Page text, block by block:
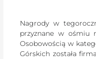
Nagrody w
przyznane w ośmiu
Osobowością w
Górskich została